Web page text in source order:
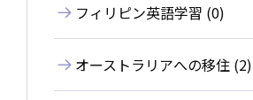
フィリピン英語学習 (0)
オーストラリアへの移住 (2)